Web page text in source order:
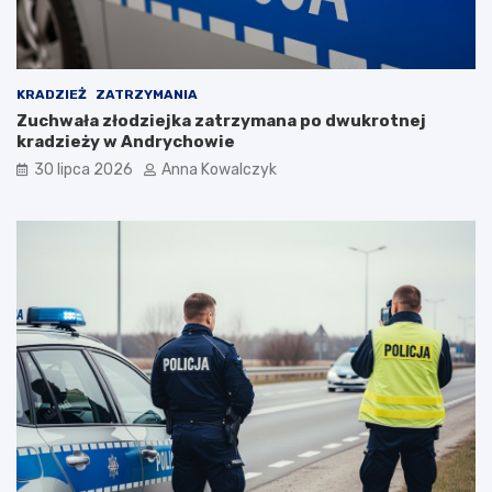
o
p
a
n
d
e
m
i
KRADZIEŻ ZATRZYMANIA
Zuchwała złodziejka zatrzymana po dwukrotnej
kradzieży w Andrychowie
30 lipca 2026 Anna Kowalczyk